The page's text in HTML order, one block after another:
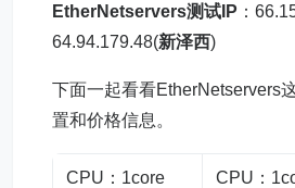
EtherNetservers测试IP ：
64.94.179.48(新泽西)
下面一起看看EtherNetservers
置和价格信息。
CPU：1core CPU：